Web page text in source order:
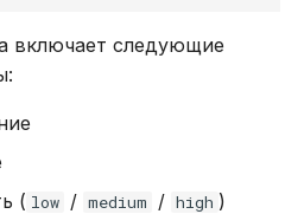
DROP ROLE
включает следующие
( low / medium / high )